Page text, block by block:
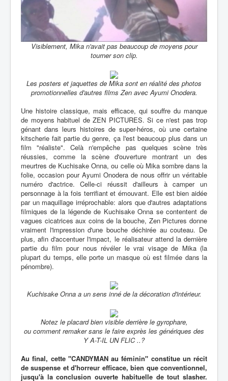
Visiblement, Mika n'avait pas beaucoup de moyens pour
tourner son clip.
Les posters et jaquettes de Mika sont en réalité des photos
promotionnelles d'autres films Zen avec Ayumi Onodera.
Une histoire classique, mais efficace, qui souffre du manque
de moyens habituel de ZEN PICTURES. Si ce n'est pas trop
génant dans leurs histoires de super-héros, où une certaine
kitscherie fait partie du genre, ça l'est beaucoup plus dans un
film "réaliste". Celà n'empêche pas quelques scène très
réussies, comme la scène d'ouverture montrant un des
meurtres de Kuchisake Onna, ou celle où Mika sombre dans la
folie, occasion pour Ayumi Onodera de nous offrir un véritable
numéro d'actrice. Celle-ci réussit d'ailleurs à camper un
personnage à la fois terrifiant et émouvant. Elle est bien aidée
par un maquillage irréprochable: alors que d'autres adaptations
filmiques de la légende de Kuchisake Onna se contentent de
vagues cicatrices aux coins de la bouche, Zen Pictures donne
vraiment l'impression d'une bouche déchirée au couteau. De
plus, afin d'accentuer l'impact, le réalisateur attend la dernière
partie du film pour nous révéler le vrai visage de Mika (la
plupart du temps, elle porte un masque où est filmée dans la
pénombre).
Kuchisake Onna a un sens inné de la décoration d'intérieur.
Notez le placard bien visible derrière le gyrophare,
ou comment remaker sans le faire exprès les génériques des
Y A-T-IL UN FLIC ..?
Au final, cette "CANDYMAN au féminin" constitue un récit
de suspense et d'horreur efficace, bien que conventionnel,
jusqu'à la conclusion ouverte habituelle de tout slasher.